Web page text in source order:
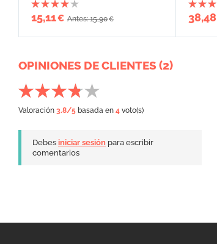
15,11€ Antes: 15,90€ 38,48
OPINIONES DE CLIENTES (2)
Valoración 3.8/5 basada en 4 voto(s)
Debes iniciar sesión para escribir
comentarios